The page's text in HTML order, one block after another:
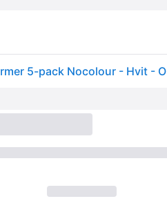
5-pack Nocolour - Hvit -